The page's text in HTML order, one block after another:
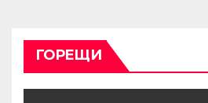
ГОРЕЩИ